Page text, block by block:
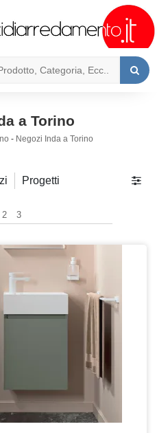
a Torino
- Negozi Inda a Torino
Progetti
2 3